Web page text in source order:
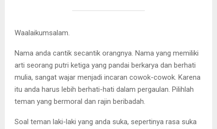
Waalaikumsalam.
Nama anda cantik secantik orangnya. Nama yang memiliki
arti seorang putri ketiga yang pandai berkarya dan berhati
mulia, sangat wajar menjadi incaran cowok-cowok. Karena
itu anda harus lebih berhati-hati dalam pergaulan. Pilihlah
teman yang bermoral dan rajin beribadah.
Soal teman laki-laki yang anda suka, sepertinya rasa suka